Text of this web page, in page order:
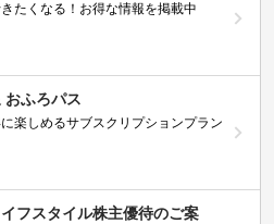
たくなる！お得な情報を掲載中
おふろパス
楽しめるサブスクリプションプラン
イフスタイル株主優待のご案